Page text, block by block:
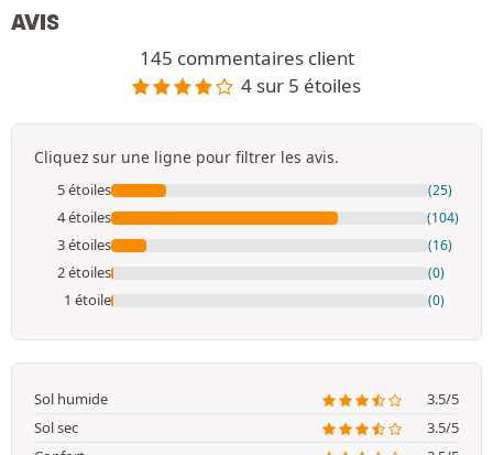
AVIS
145 commentaires client
4 sur 5 étoiles
Cliquez sur une ligne pour filtrer les avis.
5 étoiles (25)
4 étoiles (104)
3 étoiles (16)
2 étoiles (0)
1 étoile (0)
Sol humide
3.5/5
Sol sec
3.5/5